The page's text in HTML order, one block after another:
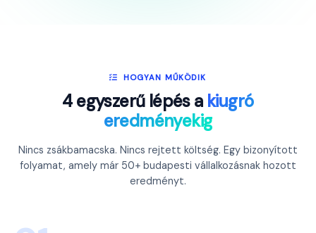
HOGYAN MŰKÖDIK
4 egyszerű lépés a kiugró
eredményekig
Nincs zsákbamacska. Nincs rejtett költség. Egy bizonyított
folyamat, amely már 50+ budapesti vállalkozásnak hozott
eredményt.